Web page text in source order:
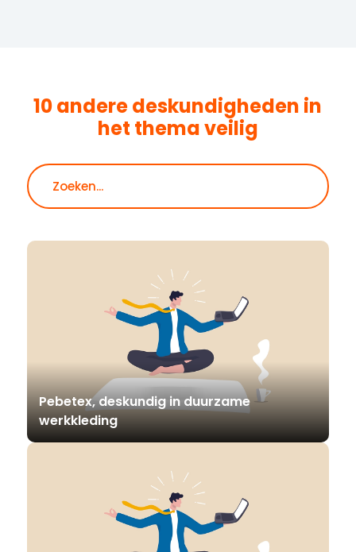
10 andere deskundigheden in
het themaveilig
Pebetex, deskundig in duurzame
werkkleding